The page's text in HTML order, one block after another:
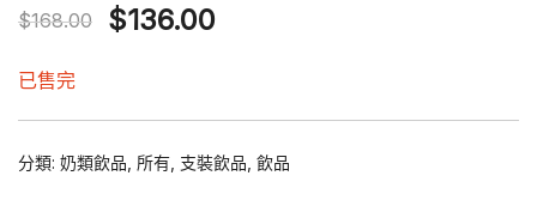
$168.00
Original
$168.00.
$136.00
$136.00.
已售完
分類: 奶類飲品 所有 支裝飲品 飲品